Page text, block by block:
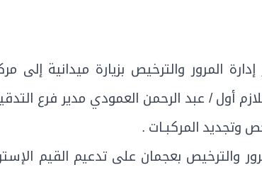
المرور والترخيص بزيارة ميدانية
أول / عبد الرحمن العمودي مدير فرع
وتجديد المركبـات .
والترخيص بعجمان على تدعيم القيم